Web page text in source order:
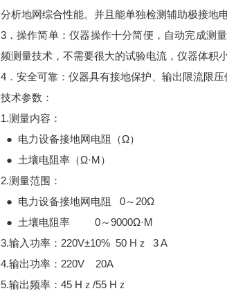
分析地网综合性能。并且能单独检测辅助极接地
3．操作简单：仪器操作十分简便，自动完成
频测量技术，不需要很大的试验电流，仪器体积
4．安全可靠：仪器具有接地保护、输出限流限
技术参数：
1.测量内容：
● 电力设备接地网电阻（Ω）
● 土壤电阻率（Ω·M）
2.测量范围：
● 电力设备接地网电阻 0～20Ω
● 土壤电阻率 0～9000Ω·M
3.输入功率：220V±10% 50 Hｚ 3 A
4.输出功率：220V 20A
5.输出频率：45 Hｚ/55 Hｚ